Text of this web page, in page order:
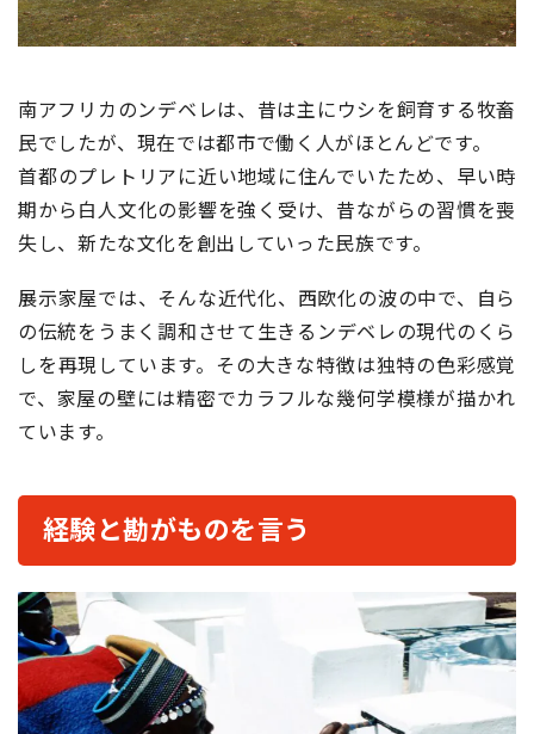
南アフリカのンデベレは、昔は主にウシを飼育する牧畜
民でしたが、現在では都市で働く人がほとんどです。
首都のプレトリアに近い地域に住んでいたため、早い時
期から白人文化の影響を強く受け、昔ながらの習慣を喪
失し、新たな文化を創出していった民族です。
展示家屋では、そんな近代化、西欧化の波の中で、自ら
の伝統をうまく調和させて生きるンデベレの現代のくら
しを再現しています。その大きな特徴は独特の色彩感覚
で、家屋の壁には精密でカラフルな幾何学模様が描かれ
ています。
経験と勘がものを言う